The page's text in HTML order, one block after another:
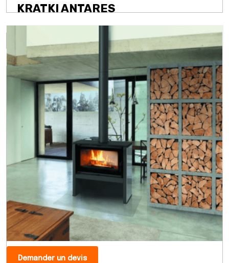
KRATKI ANTARES
Demander un devis